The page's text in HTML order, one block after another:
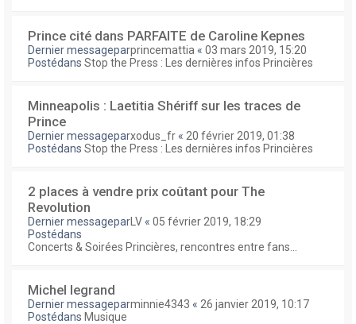
Prince cité dans PARFAITE de Caroline Kepnes
Dernier messageparprincemattia « 03 mars 2019, 15:20
Postédans Stop the Press : Les dernières infos Princières
Minneapolis : Laetitia Shériff sur les traces de
Prince
Dernier messageparxodus_fr « 20 février 2019, 01:38
Postédans Stop the Press : Les dernières infos Princières
2 places à vendre prix coûtant pour The
Revolution
Dernier messagepar LV « 05 février 2019, 18:29
Postédans
Concerts & Soirées Princières, rencontres entre fans...
Michel legrand
Dernier messageparminnie4343 « 26 janvier 2019, 10:17
Postédans Musique